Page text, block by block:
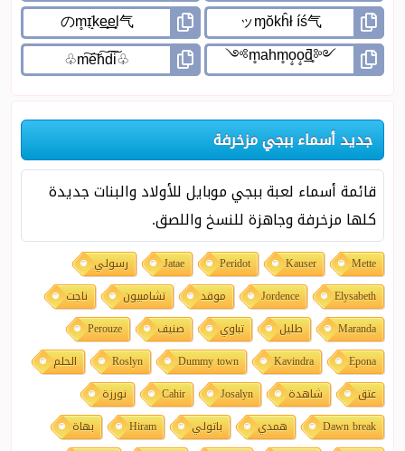
جديد أسماء ببجي مزخرفة
قائمة أسماء لعبة ببجي موبايل للأولاد والبنات جديدة
كلها مزخرفة وجاهزة للنسخ واللصق.
Mette
Kauser
Peridot
Jatae
رسولي
Elysabeth
Jordence موقد تشامبيون
ناجت
Maranda
طليل تباوي صنيف
Perouze
Epona
Kavindra
Dummy town
Roslyn
الحلم
عتق
شاهدة Josalyn
Cahir
نورزة
Dawn break
همدي باتولي Hiram
بهاة